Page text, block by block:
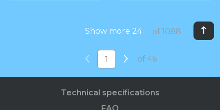
Show more 24 of 1088
of 46
Technical specifications